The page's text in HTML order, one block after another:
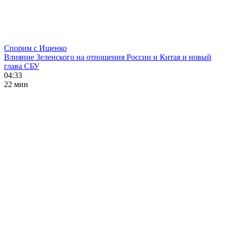
Спорим с Ищенко
Влияние Зеленского на отношения России и Китая и новый
глава СБУ
04:33
22 мин